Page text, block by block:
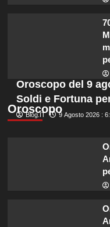
Oroscopo
Oroscopo del 9
Soldi e Fortuna
Blog.IT 9 Agosto 2026 :